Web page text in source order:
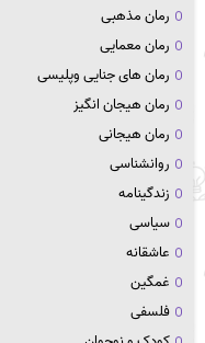
رمان مذهبی
رمان معمایی
رمان های جنایی وپلیسی
رمان هیجان انگیز
رمان هیجانی
روانشناسی
زندگینامه
سیاسی
عاشقانه
غمگین
فلسفی